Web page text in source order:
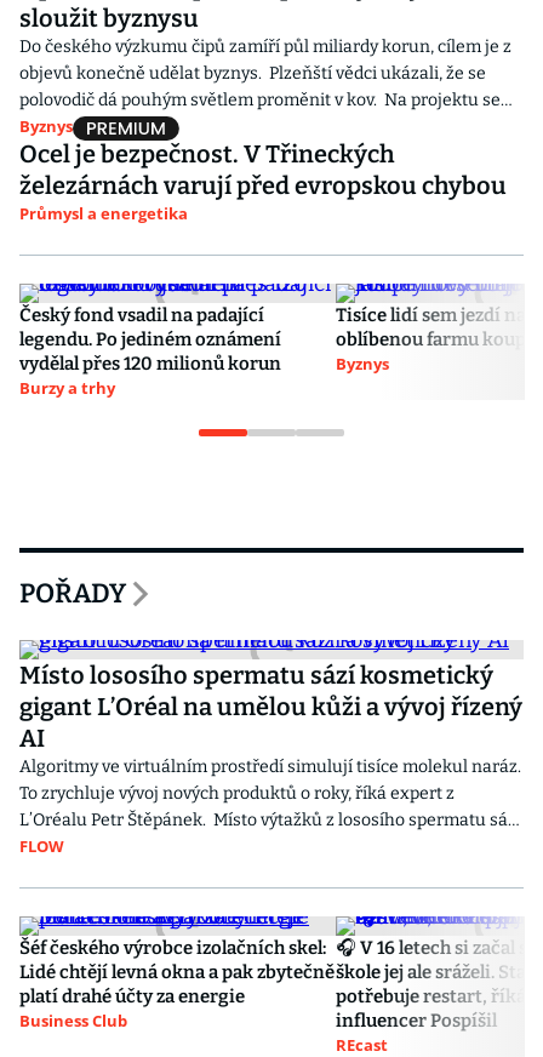
sloužit byznysu
Do českého výzkumu čipů zamíří půl miliardy korun, cílem je z
objevů konečně udělat byznys. Plzeňští vědci ukázali, že se
polovodič dá pouhým světlem proměnit v kov. Na projektu se
sešly univerzity s předními výrobci jako je Onsemi, Meopta i
dodavatel Nvidie.
Byznys
Ocel je bezpečnost. V Třineckých
železárnách varují před evropskou chybou
Průmysl a energetika
Český fond vsadil na padající
legendu. Po jediném oznámení
vydělal přes 120 milionů korun
Burzy a trhy
Tisíce lidí sem jezdí na
oblíbenou farmu koupil
Byznys
POŘADY
Místo lososího spermatu sází kosmetický
gigant L’Oréal na umělou kůži a vývoj řízený
AI
Algoritmy ve virtuálním prostředí simulují tisíce molekul naráz.
To zrychluje vývoj nových produktů o roky, říká expert z
L’Oréalu Petr Štěpánek. Místo výtažků z lososího spermatu sází
L’Oréal na šetrnou látku PDRN získávanou z rostlin. L’Oréal
FLOW
Šéf českého výrobce izolačních skel:
Lidé chtějí levná okna a pak zbytečně
platí drahé účty za energie
Business Club
🎧 V 16 letech si začal
škole jej ale sráželi.
potřebuje restart, říká
influencer Pospíšil
REcast